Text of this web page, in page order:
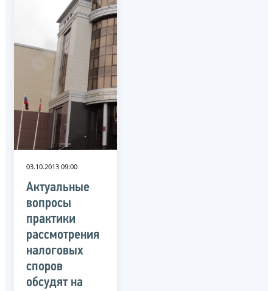
03.10.2013 09:00
Актуальные
вопросы
практики
рассмотрения
налоговых
споров
обсудят на